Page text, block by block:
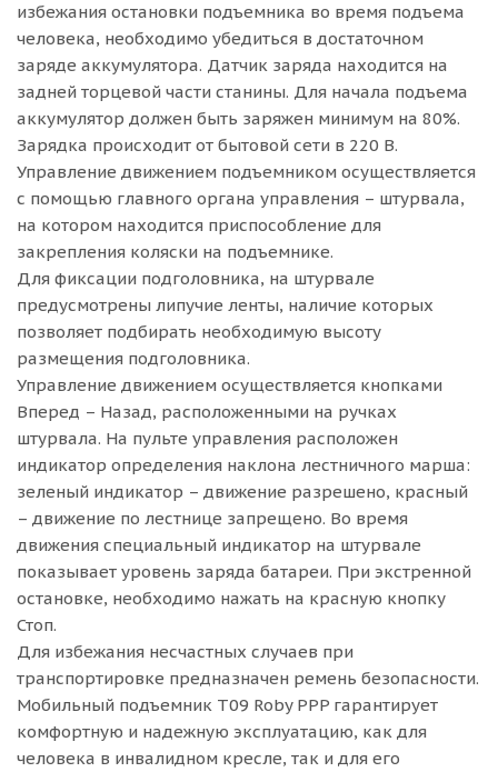
избежания остановки подъемника во время подъема
человека, необходимо убедиться в достаточном
заряде аккумулятора. Датчик заряда находится на
задней торцевой части станины. Для начала подъема
аккумулятор должен быть заряжен минимум на 80%.
Зарядка происходит от бытовой сети в 220 В.
Управление движением подъемником осуществляется
с помощью главного органа управления – штурвала,
на котором находится приспособление для
закрепления коляски на подъемнике.
Для фиксации подголовника, на штурвале
предусмотрены липучие ленты, наличие которых
позволяет подбирать необходимую высоту
размещения подголовника.
Управление движением осуществляется кнопками
Вперед – Назад, расположенными на ручках
штурвала. На пульте управления расположен
индикатор определения наклона лестничного марша:
зеленый индикатор – движение разрешено, красный
– движение по лестнице запрещено. Во время
движения специальный индикатор на штурвале
показывает уровень заряда батареи. При экстренной
остановке, необходимо нажать на красную кнопку
Стоп.
Для избежания несчастных случаев при
транспортировке предназначен ремень безопасности.
Мобильный подъемник T09 Roby PPP гарантирует
комфортную и надежную эксплуатацию, как для
человека в инвалидном кресле, так и для его